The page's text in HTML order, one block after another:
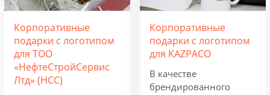
Корпоративные
подарки с логотипом
для ТОО
«НефтеСтройСервис
Лтд» (НСС)
Корпоративные
подарки с логотипом
для KAZPACO
В качестве
брендированного